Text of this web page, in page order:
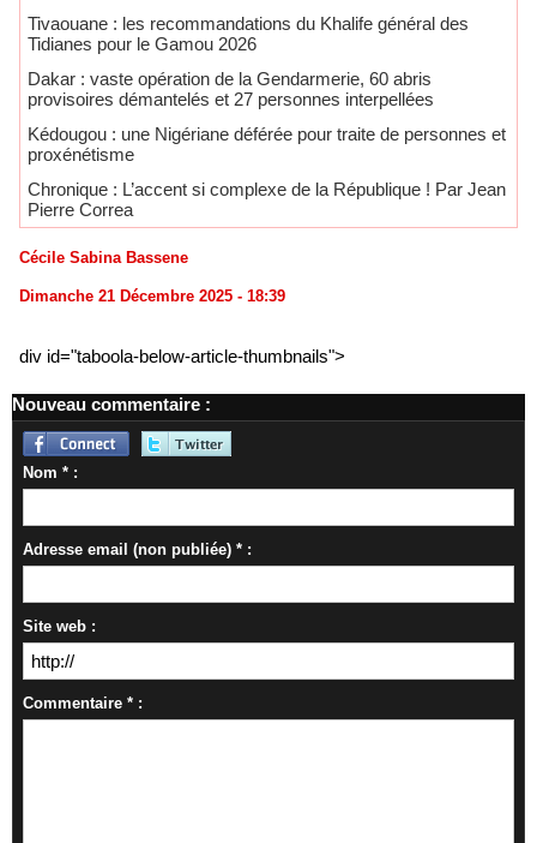
Tivaouane : les recommandations du Khalife général des
Tidianes pour le Gamou 2026
Dakar : vaste opération de la Gendarmerie, 60 abris
provisoires démantelés et 27 personnes interpellées
Kédougou : une Nigériane déférée pour traite de personnes et
proxénétisme
Chronique : L’accent si complexe de la République ! Par Jean
Pierre Correa
Cécile Sabina Bassene
Dimanche 21 Décembre 2025 - 18:39
div id="taboola-below-article-thumbnails">
Nouveau commentaire :
Nom * :
Adresse email (non publiée) * :
Site web :
Commentaire * :